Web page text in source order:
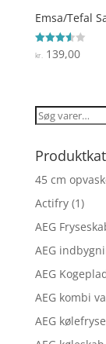
Emsa/Tefal
Vurderet
3.6
kr.139,00
Søg
45 cm
Actifry (1)
AEG
AEG
AEG
AEG kombi
AEG